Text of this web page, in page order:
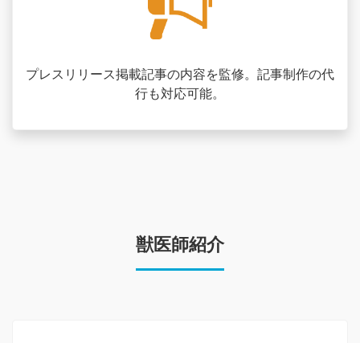
プレスリリース掲載記事の内容を監修。記事制作の代
行も対応可能。
獣医師紹介